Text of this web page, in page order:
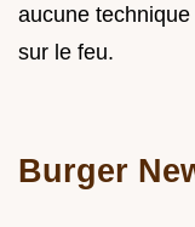
aucune
sur le feu.
Burger